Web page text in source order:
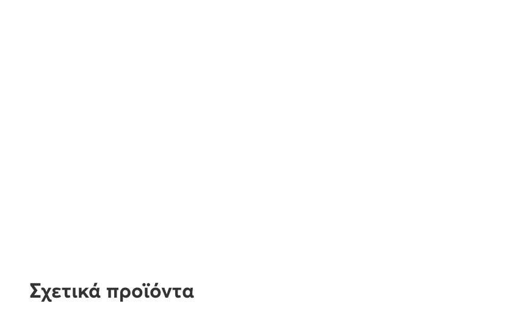
Σχετικά προϊόντα